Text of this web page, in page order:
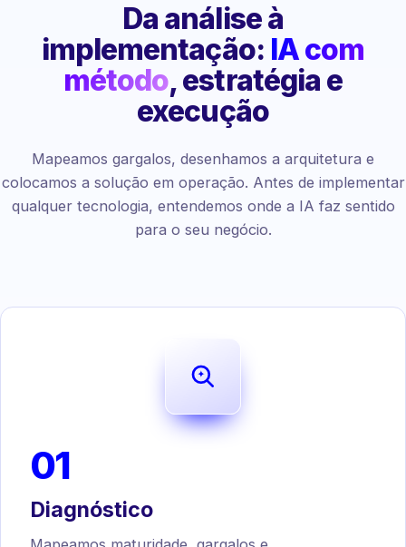
Da análise à
implementação: IA com
método, estratégia e
execução
Mapeamos gargalos, desenhamos a arquitetura e
colocamos a solução em operação. Antes de implementar
qualquer tecnologia, entendemos onde a IA faz sentido
para o seu negócio.
01
Diagnóstico